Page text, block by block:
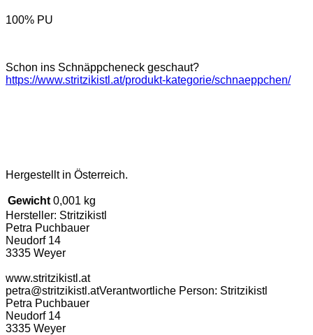
100% PU
Schon ins Schnäppcheneck geschaut?
https://www.stritzikistl.at/produkt-kategorie/schnaeppchen/
Hergestellt in Österreich.
Gewicht 0,001 kg
Hersteller: Stritzikistl
Petra Puchbauer
Neudorf 14
3335 Weyer
www.stritzikistl.at
petra@stritzikistl.atVerantwortliche Person: Stritzikistl
Petra Puchbauer
Neudorf 14
3335 Weyer